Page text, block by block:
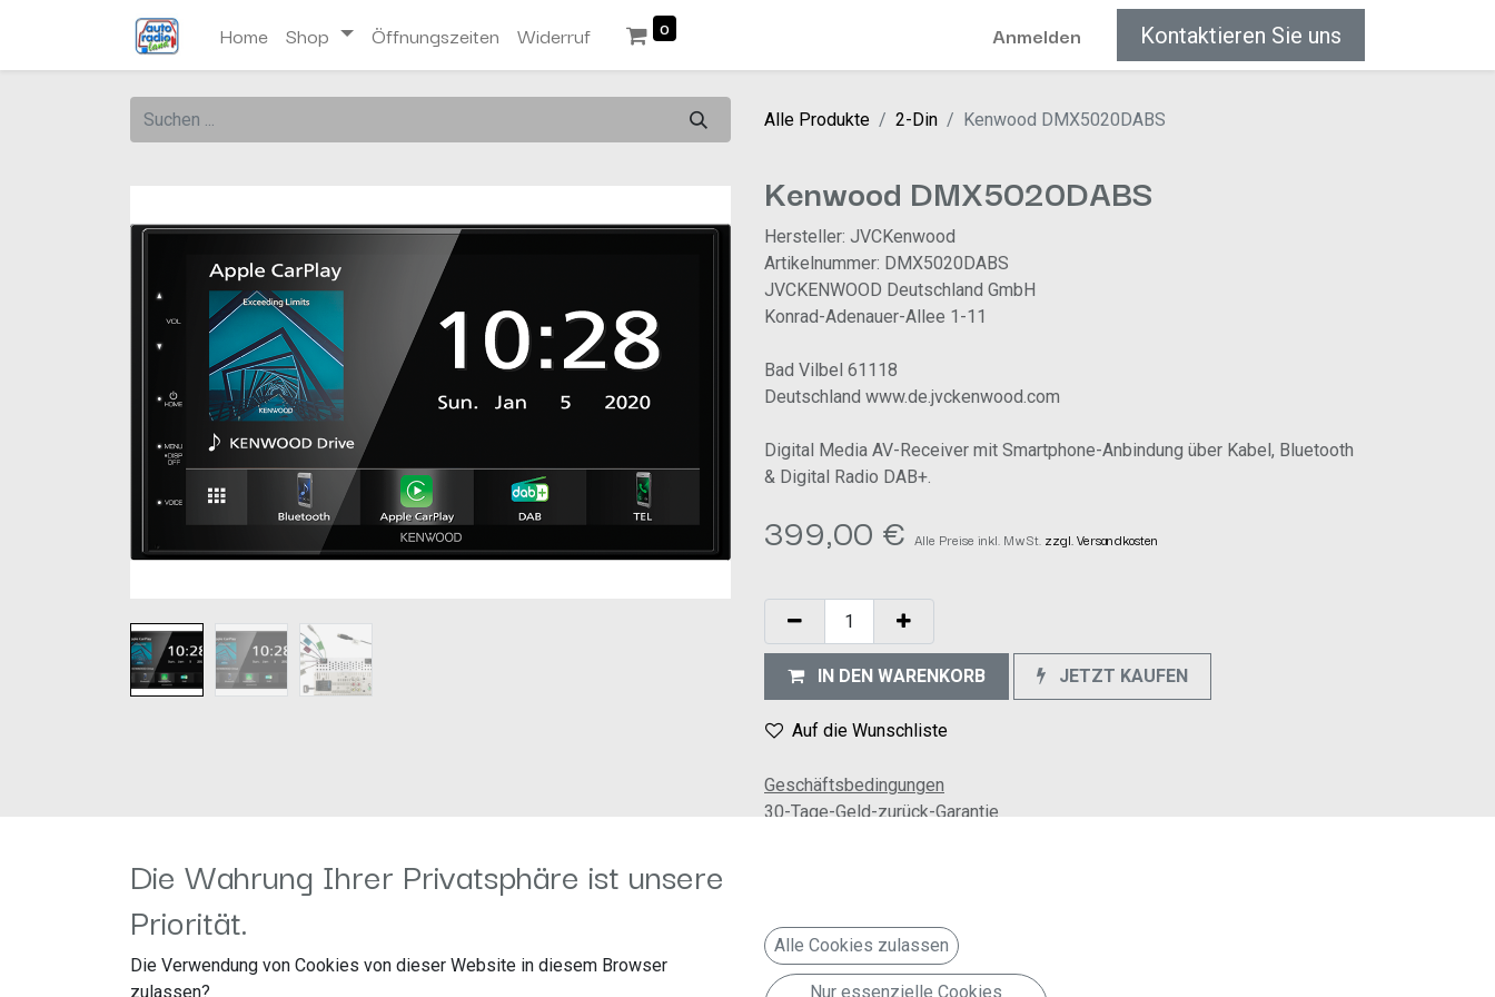
Home Shop Öffnungszeiten Widerruf 0 Anmelden Kontaktieren Sie uns
Alle Produkte 2-Din Kenwood DMX5020DABS
Kenwood DMX5020DABS
Hersteller: JVCKenwood
Artikelnummer: DMX5020DABS
JVCKENWOOD Deutschland GmbH
Konrad-Adenauer-Allee 1-11
Bad Vilbel 61118
Deutschland www.de.jvckenwood.com
Digital Media AV-Receiver mit Smartphone-Anbindung über Kabel, Bluetooth
& Digital Radio DAB+.
399,00 € Alle Preise inkl. MwSt. zzgl. Versandkosten
IN DEN WARENKORB JETZT KAUFEN
Auf die Wunschliste
Geschäftsbedingungen
30-Tage-Geld-zurück-Garantie
17,3 cm (6,8“) hochauflösender WVGA-Doppel-DIN-Monitor mit kapazitivem Hochglanz-Touchpanel
Reaktionsschnelle Touch Panel Steuerung
Apple CarPlay und Android Auto zur Anbindung eines kompatiblen Smartphones per USB
Die Wahrung Ihrer Privatsphäre ist unsere
Priorität.
Die Verwendung von Cookies von dieser Website in diesem Browser
zulassen?
Alle Cookies zulassen
Nur essenzielle Cookies